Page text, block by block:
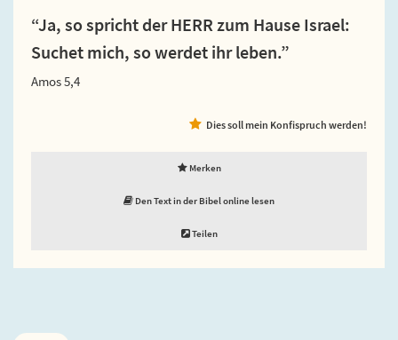
“Ja, so spricht der HERR zum Hause Israel:
Suchet mich, so werdet ihr leben.”
Amos 5,4
Dies soll mein Konfispruch werden!
Merken
Den Text in der Bibel online lesen
Teilen